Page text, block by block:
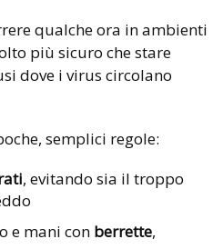
qualche ora in ambienti
più sicuro che stare
dove i virus circolano
semplici regole:
, evitando sia il troppo
e mani con berrette,